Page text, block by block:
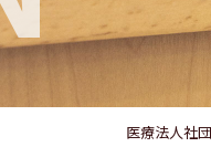
医療法人社